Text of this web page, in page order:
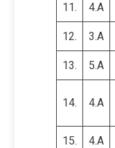
11. 4.A
12. 3.A
13. 5.A
14. 4.A
15. 4.A